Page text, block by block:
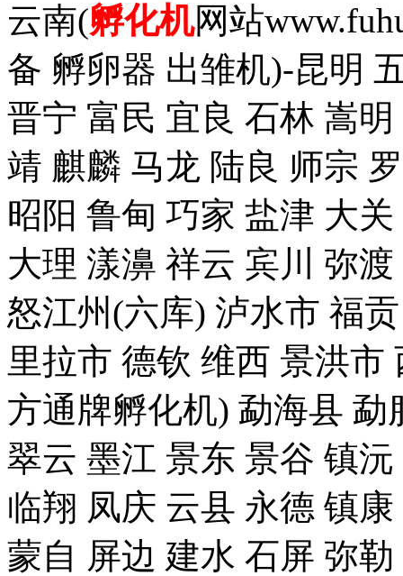
云南(孵化机网站
备 孵卵器 出雏机)-昆明
晋宁 富民 宜良 石林 嵩
靖 麒麟 马龙 陆良 师宗
昭阳 鲁甸 巧家 盐津 大
大理 漾濞 祥云 宾川 弥
怒江州(六库) 泸水市 福
里拉市 德钦 维西 景洪
方通牌孵化机) 勐海县
翠云 墨江 景东 景谷 镇
临翔 凤庆 云县 永德 镇
蒙自 屏边 建水 石屏 弥